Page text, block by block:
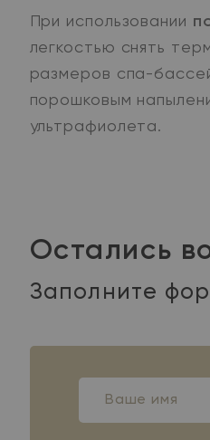
При использовании
легкостью снять
размеров спа-
порошковым
ультрафиолета.
Остались
Заполните
Ваше